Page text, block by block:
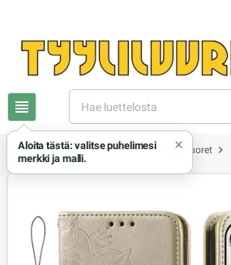
view_headline
chevron_rightHonor / Huaweichevron_rightHonor 600 Lite kuoret chevron_right
Aloita tästä: valitse puhelimesi
merkki ja malli.
×